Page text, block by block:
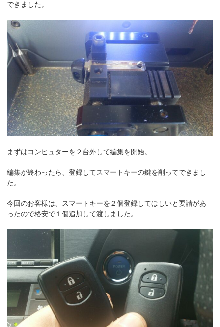
できました。
まずはコンピュターを２台外して編集を開始。
編集が終わったら、登録してスマートキーの鍵を削ってできまし
た。
今回のお客様は、スマートキーを２個登録してほしいと要請があ
ったので格安で１個追加して渡しました。